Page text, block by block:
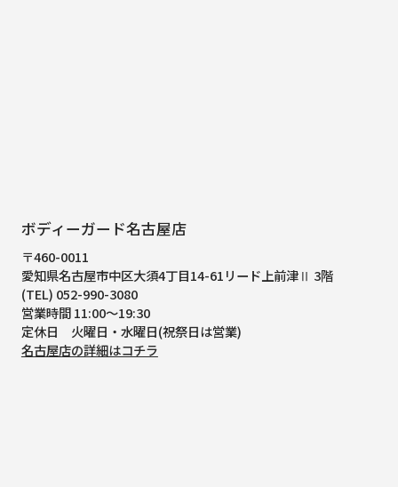
ボディーガード名古屋店
〒460-0011
愛知県名古屋市中区大須4丁目14-61リード上前津Ⅱ 3階
(TEL) 052-990-3080
営業時間 11:00～19:30
定休日 火曜日・水曜日(祝祭日は営業)
名古屋店の詳細はコチラ